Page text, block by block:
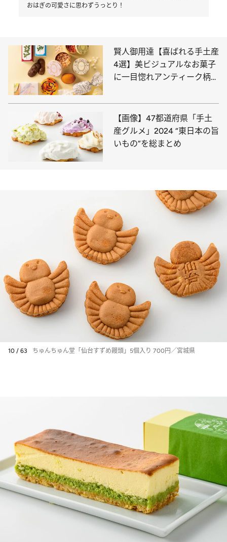
おはぎの可愛さに思わずうっとり！
賢人御用達【喜ばれる手土産
4選】美ビジュアルなお菓子
に一目惚れアンティーク柄、
【画像】47都道府県「手土
産グルメ」2024 “東日本の旨
いもの”を総まとめ
10 / 63 ちゅんちゅん堂「仙台すずめ饅頭」5個入り 700円／宮城県